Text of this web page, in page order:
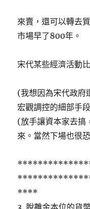
來賣，還可以轉去
市場早了800年。
宋代某些經濟活動
(我想因為宋代政府
宏觀調控的細部手
(放手讓資本家去搞
來。當然下場也很
****
3. 脫離金本位的貨